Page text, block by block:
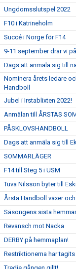
Ungdomsslutspel 2022
F10 i Katrineholm
Succé i Norge för F14
9-11 september drar vi
Dags att anmäla sig till
Nominera årets ledare
Handboll
Jubel i Irstablixten 2022!
Anmälan till ÅRSTAS
PÅSKLOVSHANDBOLL
Dags att anmäla sig till
SOMMARLÄGER
F14 till Steg 5 i USM
Tuva Nilsson byter till
Årsta Handboll växer
Säsongens sista
Revansch mot Nacka
DERBY på hemmaplan!
Restriktionerna har